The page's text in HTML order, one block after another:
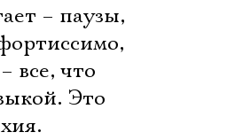
– паузы,
все, что
Это